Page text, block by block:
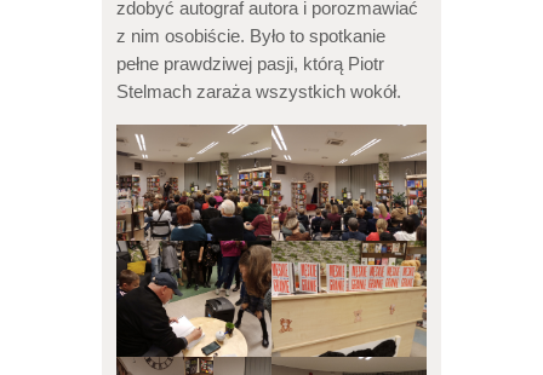
zdobyć autograf autora i porozmawiać
z nim osobiście. Było to spotkanie
pełne prawdziwej pasji, którą Piotr
Stelmach zaraża wszystkich wokół.